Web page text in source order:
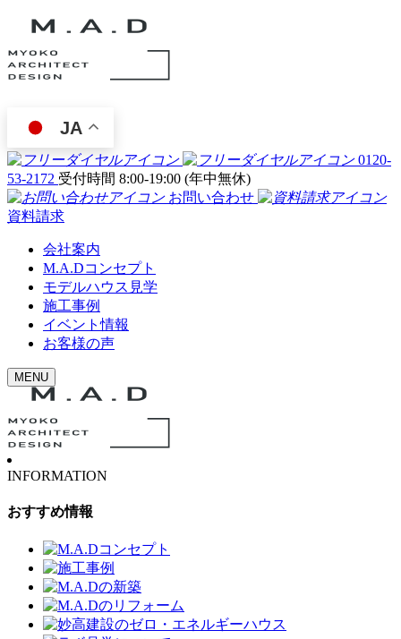
JA
0120-
53-2172 受付時間 8:00-19:00 (年中無休)
お問い合わせ
資料請求
会社案内
M.A.Dコンセプト
モデルハウス見学
施工事例
イベント情報
お客様の声
MENU
INFORMATION
おすすめ情報